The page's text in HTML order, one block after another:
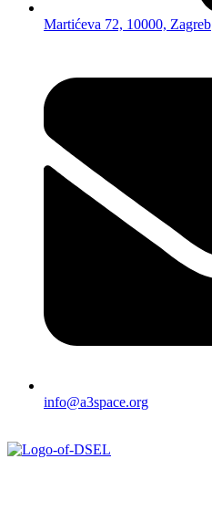
Martićeva 72, 10000, Zagreb
info@a3space.org